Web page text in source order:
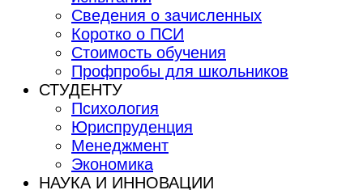
Сведения о зачисленных
Коротко о ПСИ
Стоимость обучения
Профпробы для школьников
СТУДЕНТУ
Психология
Юриспруденция
Менеджмент
Экономика
НАУКА И ИННОВАЦИИ